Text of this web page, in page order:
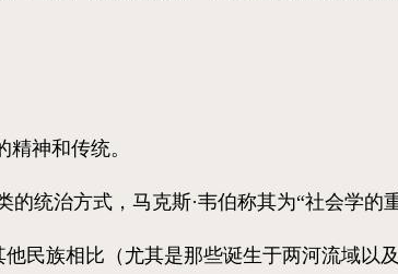
神和传统。
治方式，马克斯·韦伯称其为“社会学的
民族相比（尤其是那些诞生于两河流域以